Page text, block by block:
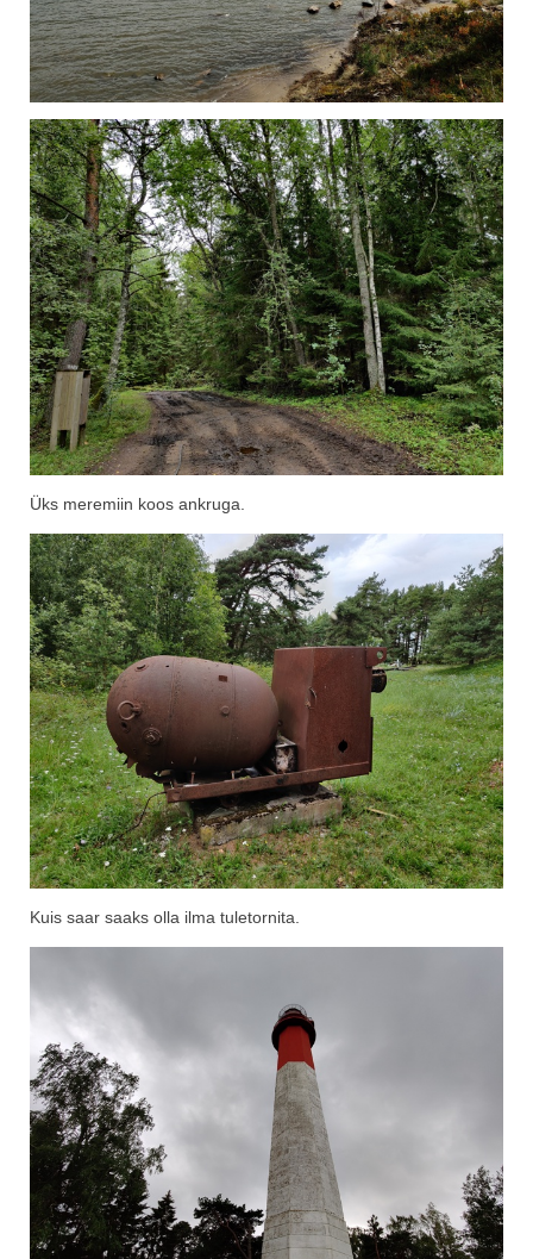
Üks meremiin koos ankruga.
Kuis saar saaks olla ilma tuletornita.